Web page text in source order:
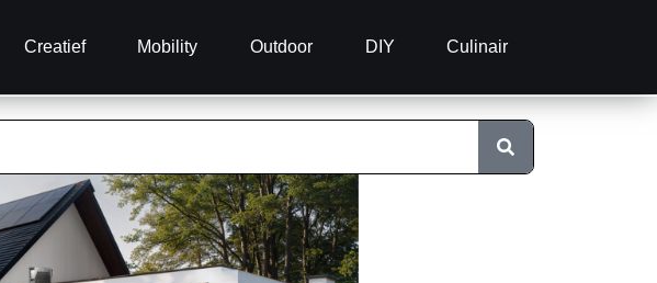
Creatief Mobility Outdoor DIY Culinair